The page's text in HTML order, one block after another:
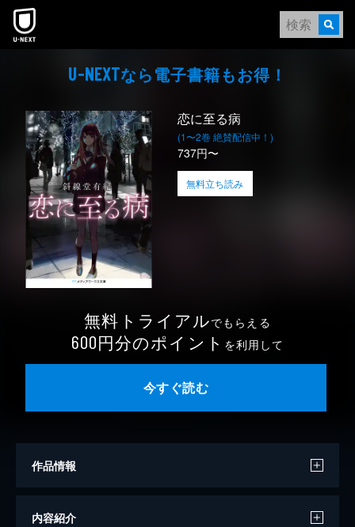
本文へスキップ
U-NEXTなら電⼦書籍もお得！
恋に至る病
(1〜2巻 絶賛配信中！)
737円〜
無料立ち読み
無料トライアルでもらえる
600円分のポイント を利用して
今すぐ読む
作品情報
著者
内容紹介